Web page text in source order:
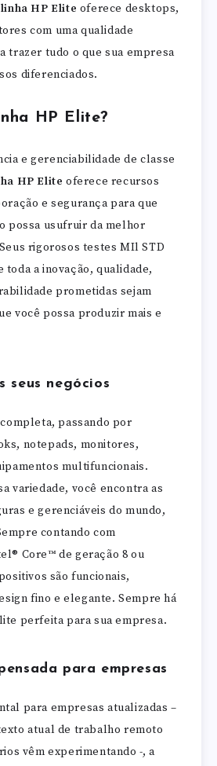
linha HP Elite oferece desktops,
com uma qualidade
trazer tudo o que sua empresa
diferenciados.
HP Elite?
e gerenciabilidade de classe
HP Elite oferece recursos
e segurança para que
possa usufruir da melhor
rigorosos testes MIl STD
toda a inovação, qualidade,
prometidas sejam
você possa produzir mais e
seus negócios
passando por
notepads, monitores,
multifuncionais.
variedade, você encontra as
e gerenciáveis do mundo,
contando com
Core™ de geração 8 ou
são funcionais,
fino e elegante. Sempre há
perfeita para sua empresa.
para empresas
para empresas atualizadas –
atual de trabalho remoto
vêm experimentando -, a